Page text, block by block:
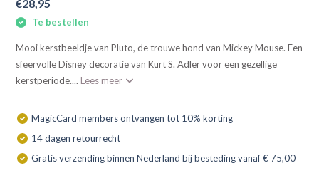
€28,95
Te bestellen
Mooi kerstbeeldje van Pluto, de trouwe hond van Mickey Mouse. Een
sfeervolle Disney decoratie van Kurt S. Adler voor een gezellige
kerstperiode.... Lees meer
MagicCard members ontvangen tot 10% korting
14 dagen retourrecht
Gratis verzending binnen Nederland bij besteding vanaf € 75,00